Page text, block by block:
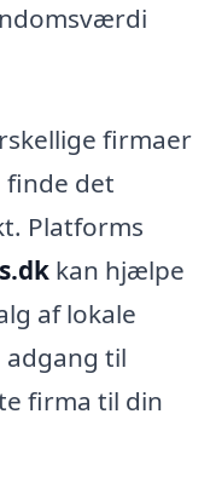
firmaer
finde det
Platforms
kan hjælpe
af lokale
adgang til
firma til din